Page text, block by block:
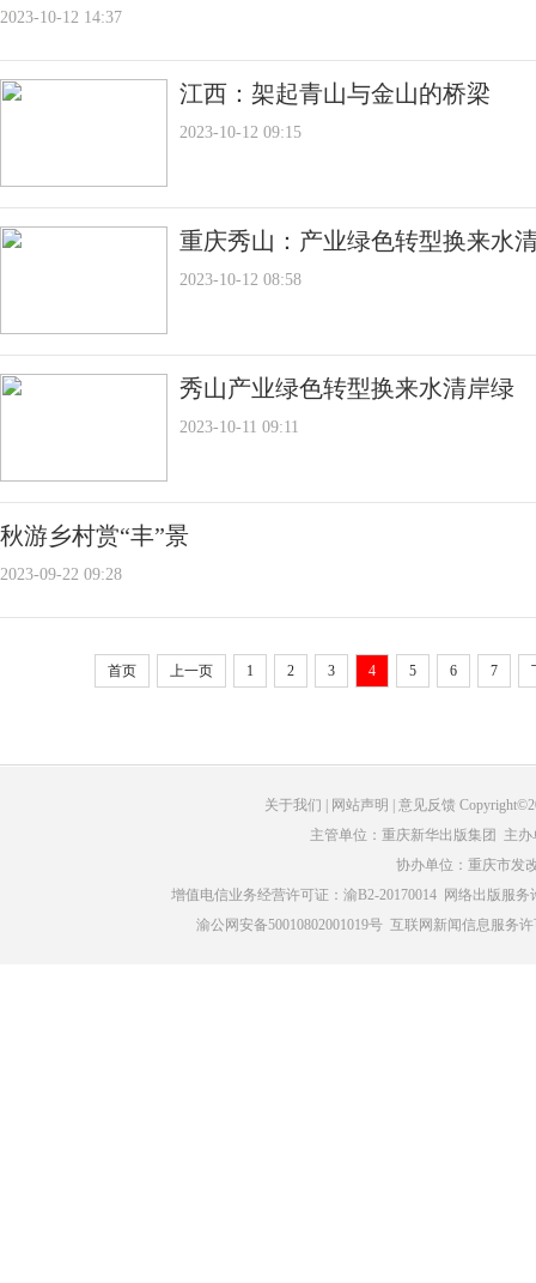
2023-10-12 14:37
江西：架起青山与金山的桥梁
2023-10-12 09:15
重庆秀山：产业绿色转型换来水
2023-10-12 08:58
秀山产业绿色转型换来水清岸绿
2023-10-11 09:11
秋游乡村赏“丰”景
2023-09-22 09:28
7
6
5
4
3
2
1
上一页
首页
关于我们 | 网站声明 | 意见反馈
主管单位：重庆新华出版集团 主
协办单位：重庆市发
增值电信业务经营许可证：渝B2-20170014 网络出版服务
渝公网安备50010802001019号互联网新闻信息服务许